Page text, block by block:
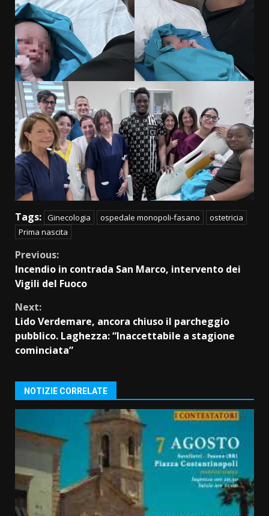
Tags: Ginecologia ospedale monopoli-fasano
ostetricia
Prima nascita
Continue
Reading
Previous:
Incendio in contrada San Marco, intervento dei
Vigili del Fuoco
Next:
Lido Verdemare, ancora chiuso il parcheggio
pubblico. Laghezza: “Inaccettabile a stagione
cominciata”
NOTIZIE CORRELATE